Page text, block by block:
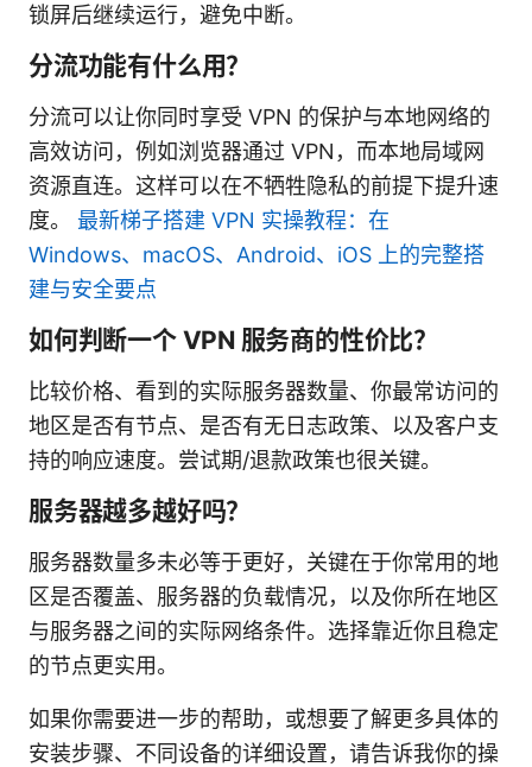
锁屏后继续运行，避免中断。
分流功能有什么用？
分流可以让你同时享受 VPN 的保护与本地网络的
高效访问，例如浏览器通过 VPN，而本地局域网
资源直连。这样可以在不牺牲隐私的前提下提升速
度。 最新梯子搭建 VPN 实操教程：在
Windows、macOS、Android、iOS 上的完整搭
建与安全要点
如何判断一个 VPN 服务商的性价比？
比较价格、看到的实际服务器数量、你最常访问的
地区是否有节点、是否有无日志政策、以及客户支
持的响应速度。尝试期/退款政策也很关键。
服务器越多越好吗？
服务器数量多未必等于更好，关键在于你常用的地
区是否覆盖、服务器的负载情况，以及你所在地区
与服务器之间的实际网络条件。选择靠近你且稳定
的节点更实用。
如果你需要进一步的帮助，或想要了解更多具体的
安装步骤、不同设备的详细设置，请告诉我你的操